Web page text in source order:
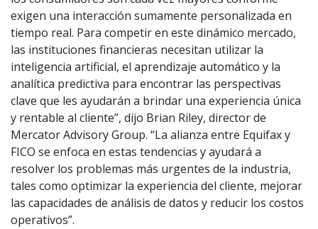
exigen una interacción sumamente personalizada en
tiempo real. Para competir en este dinámico mercado,
las instituciones financieras necesitan utilizar la
inteligencia artificial, el aprendizaje automático y la
analítica predictiva para encontrar las perspectivas
clave que les ayudarán a brindar una experiencia única
y rentable al cliente”, dijo Brian Riley, director de
Mercator Advisory Group. “La alianza entre Equifax y
FICO se enfoca en estas tendencias y ayudará a
resolver los problemas más urgentes de la industria,
tales como optimizar la experiencia del cliente, mejorar
las capacidades de análisis de datos y reducir los costos
operativos”.